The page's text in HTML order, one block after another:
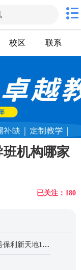
校区 联系
机构哪家
已关注：180
新天地12栋